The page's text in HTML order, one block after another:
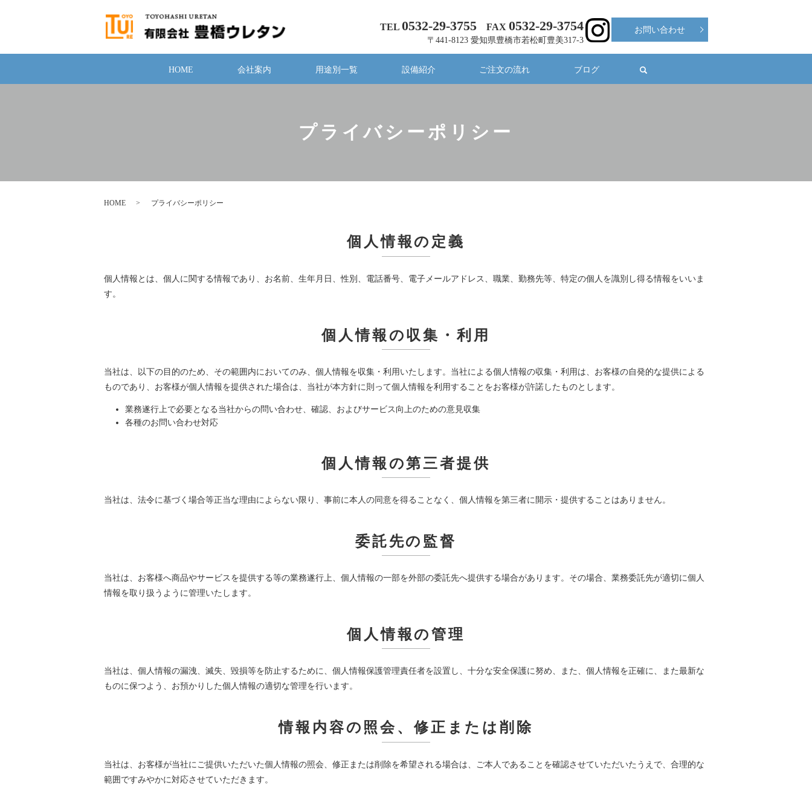
HOME 会社案内 用途別一覧 設備紹介 ご注文の流れ ブログ
TEL 0532-29-3755 FAX 0532-29-3754
〒441-8123 愛知県豊橋市若松町豊美317-3
お問い合わせ
プライバシーポリシー
HOME プライバシーポリシー
個人情報の定義
個人情報とは、個人に関する情報であり、お名前、生年月日、性別、電話番号、電子メールアドレス、職業、勤務先等、特定の個人を識別し得る情報をいいま
す。
個人情報の収集・利用
当社は、以下の目的のため、その範囲内においてのみ、個人情報を収集・利用いたします。当社による個人情報の収集・利用は、お客様の自発的な提供による
ものであり、お客様が個人情報を提供された場合は、当社が本方針に則って個人情報を利用することをお客様が許諾したものとします。
業務遂行上で必要となる当社からの問い合わせ、確認、およびサービス向上のための意見収集
各種のお問い合わせ対応
個人情報の第三者提供
当社は、法令に基づく場合等正当な理由によらない限り、事前に本人の同意を得ることなく、個人情報を第三者に開示・提供することはありません。
委託先の監督
当社は、お客様へ商品やサービスを提供する等の業務遂行上、個人情報の一部を外部の委託先へ提供する場合があります。その場合、業務委託先が適切に個人
情報を取り扱うように管理いたします。
個人情報の管理
当社は、個人情報の漏洩、滅失、毀損等を防止するために、個人情報保護管理責任者を設置し、十分な安全保護に努め、また、個人情報を正確に、また最新な
ものに保つよう、お預かりした個人情報の適切な管理を行います。
情報内容の照会、修正または削除
当社は、お客様が当社にご提供いただいた個人情報の照会、修正または削除を希望される場合は、ご本人であることを確認させていただいたうえで、合理的な
範囲ですみやかに対応させていただきます。